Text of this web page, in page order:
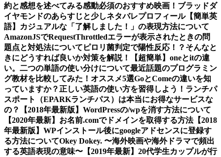
約と感想を述べてみる感動必須のおすすめ映画！ブラッドダ
イヤモンドのあらすじと少しネタバレプロフィール【簡単英
語】カジュアルな「了解しました！」の表現方法について
AmazonJSでRequestThrottledエラーが表示されたときの問
題点と対処法について ピロリ菌判定で陽性反応！？そんなと
きにどうすれば良いか対策を解説！
【超簡単】oneとitの違
い。二つの単語の使い分けについて最近話題のプログラミン
グ教材を比較してみた！オススメ5選GoとComeの違いを知
っていますか？正しい英語の使い方を習得しよう！ ランチパ
スポート（EPARKランチパス）は本当にお得なサービスな
の？
【2018年最新版】WordPressの/wpを消す方法について
【2020年最新】お名前.comでドメインを取得する方法【2018
年最新版】WPインストール後にgoogleアドセンスに登録す
る方法についてOkey Dokey. 〜海外映画や海外ドラマで頻出
する英語表現の意味〜 【2019年最新】20代学生カップルが行